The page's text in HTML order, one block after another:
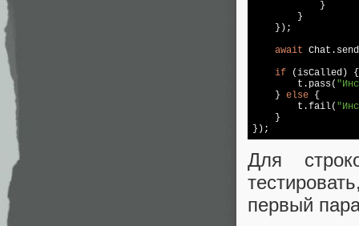
            }
        }
    });
await
if (isCalled) {
        t.pass(
    }
else {
        t.fail(
    }
});
Для
первый